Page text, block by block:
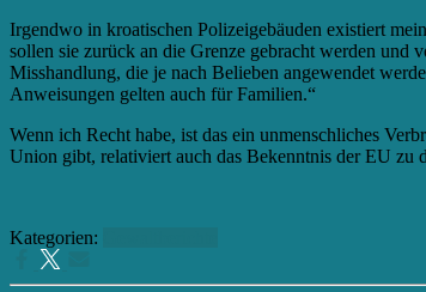
Irgendwo in kroatischen Polizeigebäuden existiert
sollen sie zurück an die Grenze gebracht werden und
Misshandlung, die je nach Belieben angewendet
Anweisungen gelten auch für Familien.“
Wenn ich Recht habe, ist das ein unmenschliches
Union gibt, relativiert auch das Bekenntnis der EU zu
Kategorien: